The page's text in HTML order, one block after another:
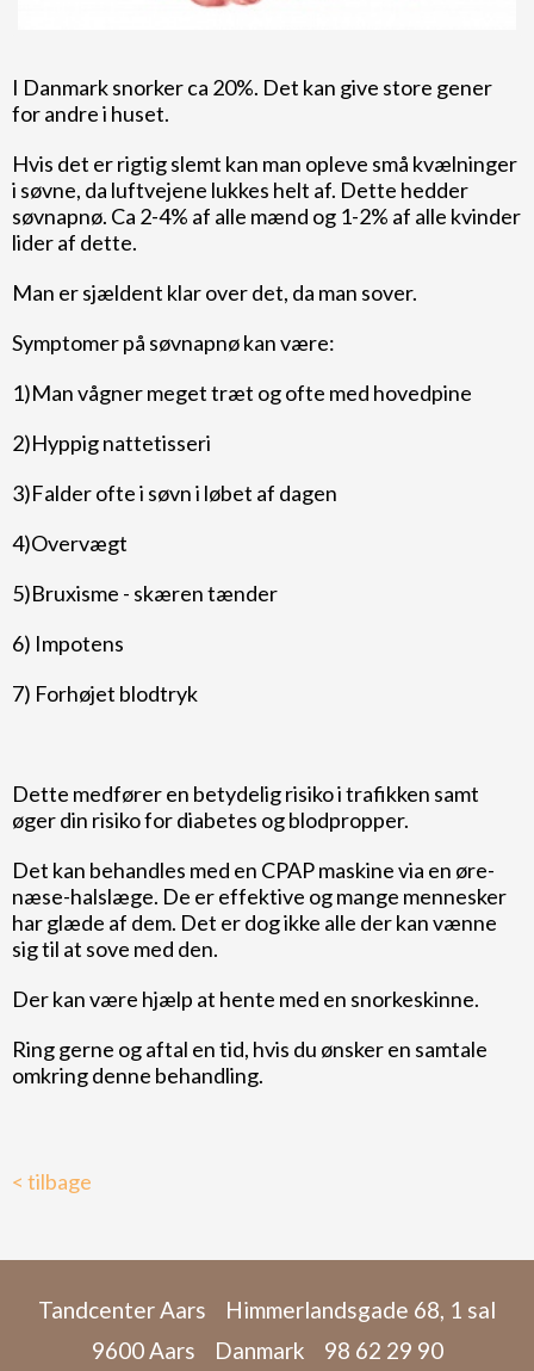
I Danmark snorker ca 20%. Det kan give store gener
for andre i huset.
Hvis det er rigtig slemt kan man opleve små kvælninger
i søvne, da luftvejene lukkes helt af. Dette hedder
søvnapnø. Ca 2-4% af alle mænd og 1-2% af alle kvinder
lider af dette.
Man er sjældent klar over det, da man sover.
Symptomer på søvnapnø kan være:
1)Man vågner meget træt og ofte med hovedpine
2)Hyppig nattetisseri
3)Falder ofte i søvn i løbet af dagen
4)Overvægt
5)Bruxisme - skæren tænder
6) Impotens
7) Forhøjet blodtryk
Dette medfører en betydelig risiko i trafikken samt
øger din risiko for diabetes og blodpropper.
Det kan behandles med en CPAP maskine via en øre-
næse-halslæge. De er effektive og mange mennesker
har glæde af dem. Det er dog ikke alle der kan vænne
sig til at sove med den.
Der kan være hjælp at hente med en snorkeskinne.
Ring gerne og aftal en tid, hvis du ønsker en samtale
omkring denne behandling.
< tilbage
Tandcenter Aars
Himmerlandsgade 68, 1 sal
9600 Aars
Danmark 98 62 29 90